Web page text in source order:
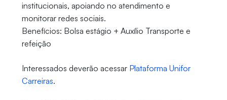
institucionais, apoiando no atendimento e
monitorar redes sociais.
Benefícios: Bolsa estágio + Auxílio Transporte e
refeição
Interessados deverão acessar Plataforma Unifor
Carreiras.